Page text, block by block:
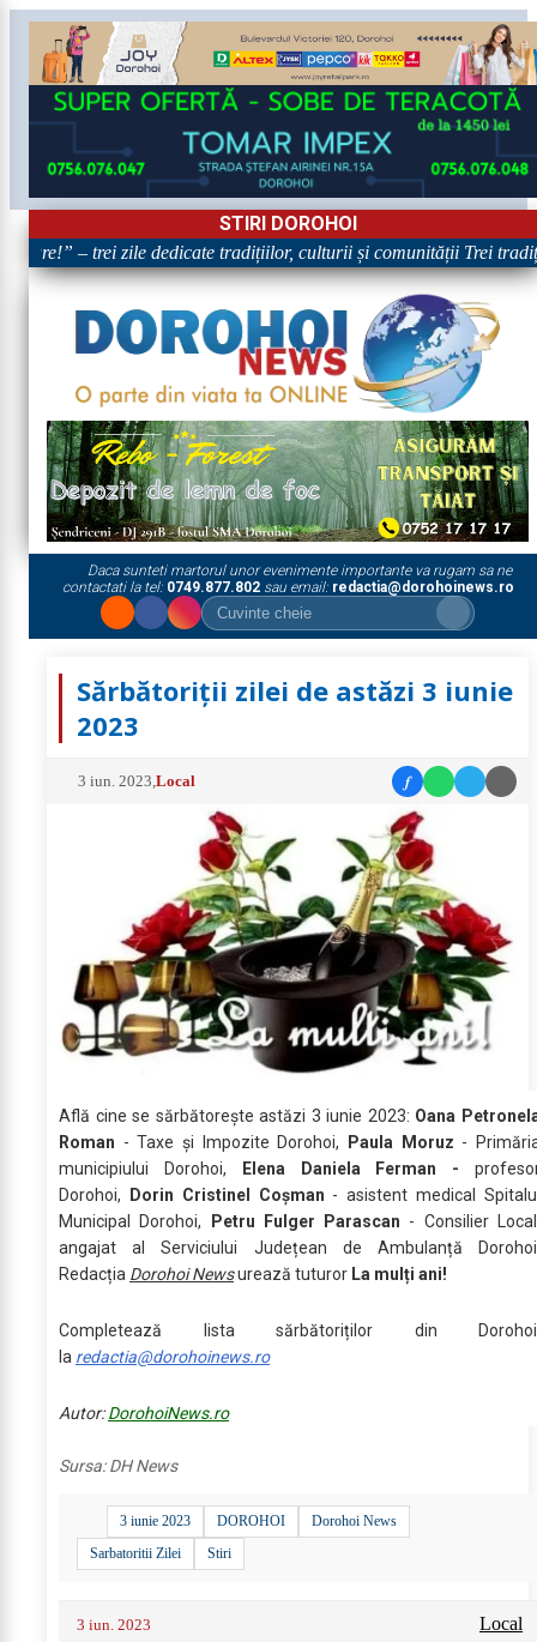
STIRI DOROHOI
– trei zile dedicate tradițiilor, culturii și comunității Trei
Daca sunteti martorul unor evenimente importante va rugam sa ne
contactati la tel: 0749.877.802sau email: redactia@dorohoinews.ro
Sărbătoriții zilei de astăzi 3 iunie
2023
3 iun. 2023 ,Local f
Află cine se sărbătoreşte astăzi 3 iunie 2023: Oana
Roman - Taxe și Impozite Dorohoi, Paula Moruz -
municipiului Dorohoi,
Elena Daniela Ferman -
Dorohoi, Dorin Cristinel Coșman - asistent medical
Municipal Dorohoi,
Petru Fulger Parascan - Consilier
angajat al Serviciului Județean de Ambulanță
Redacția Dorohoi Newsurează tuturor La mulți ani!
Completează lista sărbătoriților din
la redactia@dorohoinews.ro
Autor:DorohoiNews.ro
Sursa:DH News
3 iunie 2023 DOROHOI
Dorohoi News
Sarbatoritii Zilei
Stiri
3 iun. 2023 Local